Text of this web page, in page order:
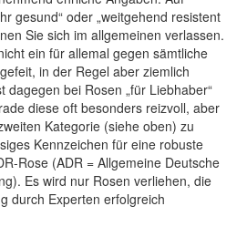
gesund“ oder „weitgehend resistent
Sie sich im allgemeinen verlassen.
ein für allemal gegen sämtliche
in der Regel aber ziemlich
dagegen bei Rosen „für Liebhaber“
diese oft besonders reizvoll, aber
Kategorie (siehe oben) zu
Kennzeichen für eine robuste
Rose (ADR = Allgemeine Deutsche
Es wird nur Rosen verliehen, die
durch Experten erfolgreich